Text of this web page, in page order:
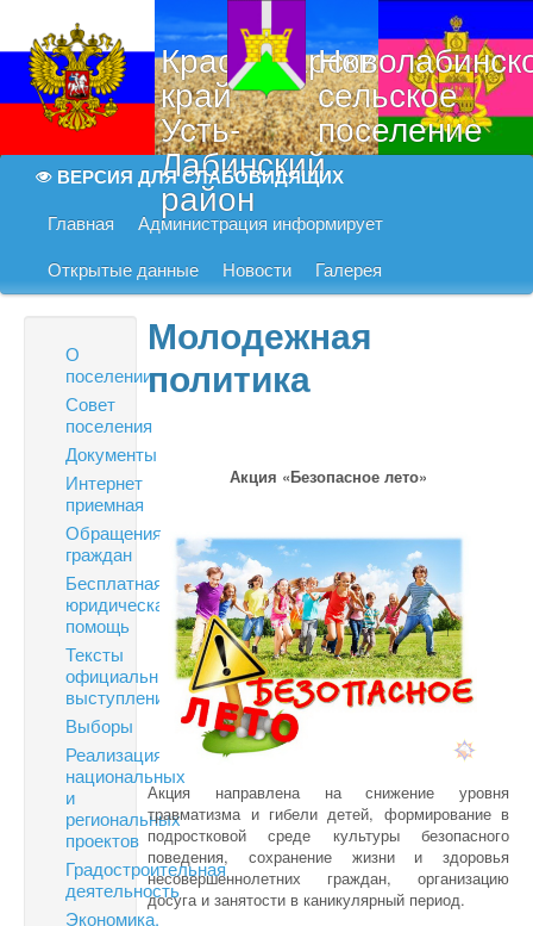
Краснодарский
край
Усть-
Лабинский
район
сельское
поселение
ВЕРСИЯ ДЛЯ СЛАБОВИДЯЩИХ
Главная Администрация информирует
Открытые данные Новости Галерея
О
поселении
Совет
поселения
Документы
Интернет
приемная
Обращения
граждан
Бесплатная
юридическая
помощь
Тексты
официальных
выступлений
Выборы
Реализация
национальных
и
региональных
проектов
Градостроительная
деятельность
Экономика,
Молодежная
политика
Акция «Безопасное лето»
Акция направлена на снижение уровня
травматизма и гибели детей, формирование в
подростковой среде культуры безопасного
поведения, сохранение жизни и здоровья
несовершеннолетних граждан, организацию
досуга и занятости в каникулярный период.